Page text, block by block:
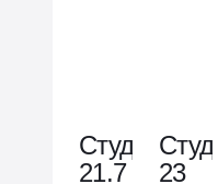
Студия
21.7
23